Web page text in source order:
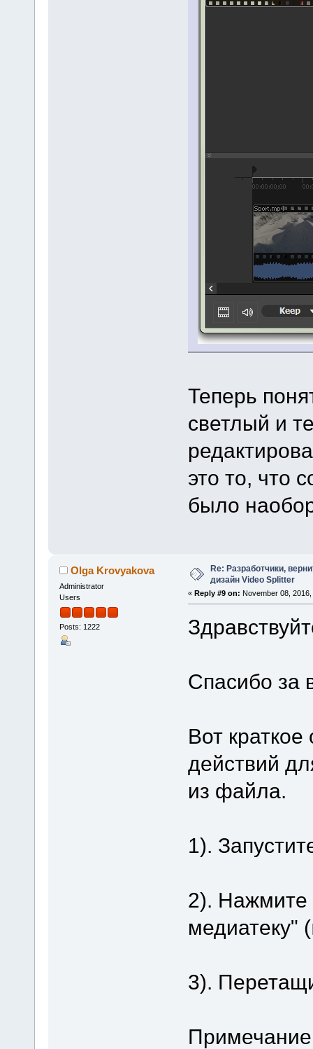
Теперь
светлый и
это то, что
было
Olga Krovyakova
Administrator
Users
Posts: 1222
Re: Разработчики,
дизайн Video Splitter
« Reply #9 on: November 08,
Спасибо за
Вот
действий
из файла.
1).
2). Нажмите
медиатеку" (
3).